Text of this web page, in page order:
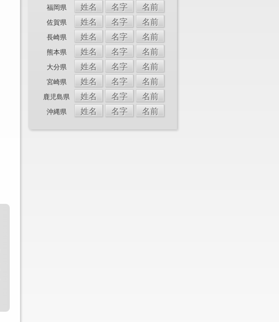
福岡県 姓名 名字 名前
佐賀県 姓名 名字 名前
長崎県 姓名 名字 名前
熊本県 姓名 名字 名前
大分県 姓名 名字 名前
宮崎県 姓名 名字 名前
鹿児島県 姓名 名字 名前
沖縄県 姓名 名字 名前